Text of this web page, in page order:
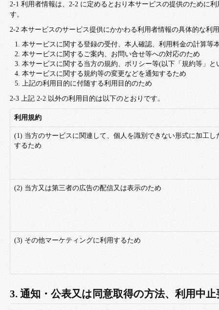
2-1 利用者情報は、2-2 に定めるとおり本サービスの提供のために
す。
2-2 本サービスのサービス提供にかかわる利用者情報の具体的な利
本サービスに関する登録の受付、本人確認、利用料金の計算等
本サービスに関するご案内、お問い合せ等への対応のため
本サービスに関する当方の規約、ポリシー等(以下「規約等」
本サービスに関する規約等の変更などを通知するため
上記の利用目的に付随する利用目的のため
2-3 上記 2-2 以外の利用目的は以下のとおりです。
利用規約
(1) 当方のサービスに関連して、個人を識別できない形式に加工し
するため
(2) 当方又は第三者の広告の配信又は表示のため
(3) その他マーケティングに利用するため
3. 通知・公表又は同意取得の方法、利用中